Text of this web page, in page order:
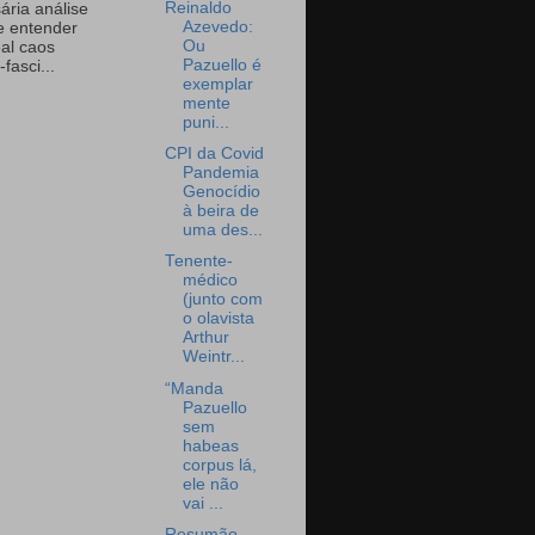
análise
entender
caos
Reinaldo
Azevedo:
Ou
Pazuello é
exemplar
mente
puni...
CPI da Covid
Pandemia
Genocídio
à beira de
uma des...
Tenente-
médico
(junto com
o olavista
Arthur
Weintr...
“Manda
Pazuello
sem
habeas
corpus lá,
ele não
vai ...